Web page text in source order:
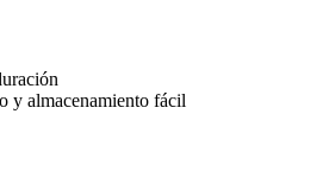
y almacenamiento fácil